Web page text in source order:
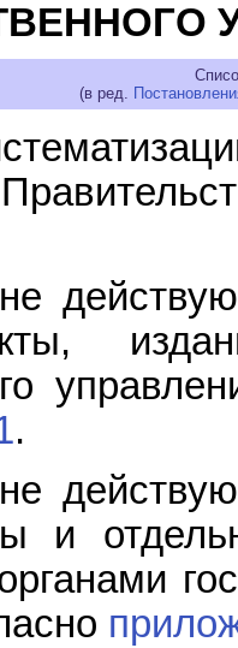
(в ред.
.
и